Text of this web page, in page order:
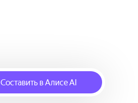
Составить в Алисе AI